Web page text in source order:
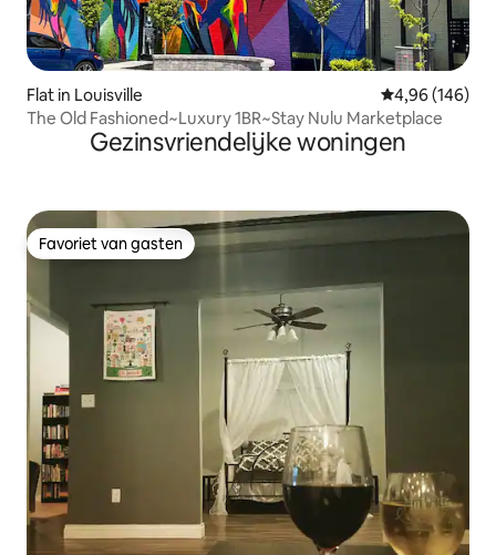
Flat in Louisville Gemiddelde
4,96 (146)
The Old Fashioned~Luxury 1BR~Stay Nulu Marketplace
Gezinsvriendelijke woningen
Favoriet van gasten
Favoriet van gasten